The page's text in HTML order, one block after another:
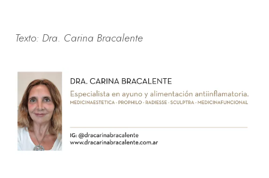
Texto: Dra. Carina Bracalente